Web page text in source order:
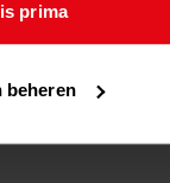
prima
beheren